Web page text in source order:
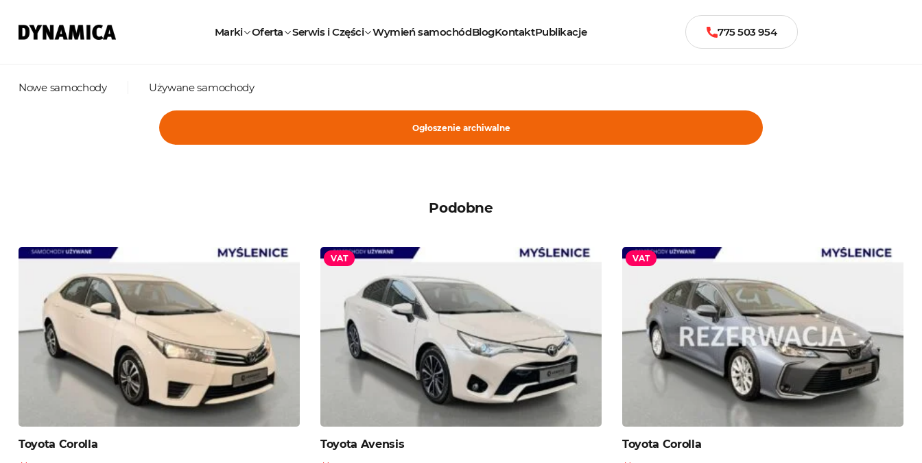
Marki Oferta Serwis i Części Wymień samochódBlogKontaktPublikacje 775 503 954
Nowe samochody Używane samochody
Ogłoszenie archiwalne
Podobne
Toyota Corolla
VAT
Toyota Avensis
VAT
Toyota Corolla